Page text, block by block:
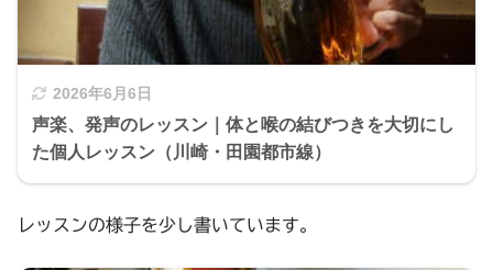
2026年6月6日
声楽、発声のレッスン｜体と喉の結びつきを大切にし
た個人レッスン（川崎・田園都市線）
レッスンの様子を少し書いています。